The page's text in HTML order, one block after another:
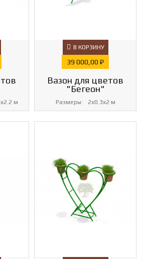
м
В КОРЗИНУ
Цена
39 000,00 ₽
Вазон для цветов
"Бегеон"
Размеры: 2х0.3х2 м